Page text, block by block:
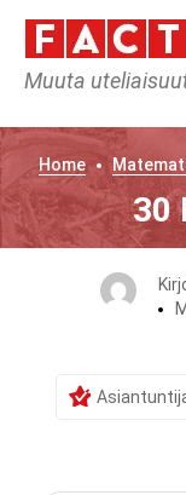
Muuta
Home
30